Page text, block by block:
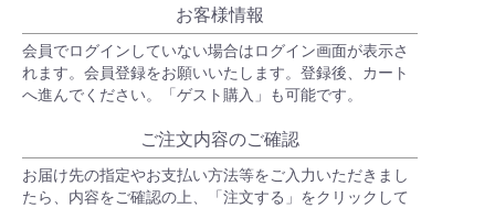
お客様情報
会員でログインしていない場合はログイン画面が表示さ
れます。会員登録をお願いいたします。登録後、カート
へ進んでください。「ゲスト購入」も可能です。
ご注文内容のご確認
お届け先の指定やお支払い方法等をご入力いただきまし
たら、内容をご確認の上、「注文する」をクリックして